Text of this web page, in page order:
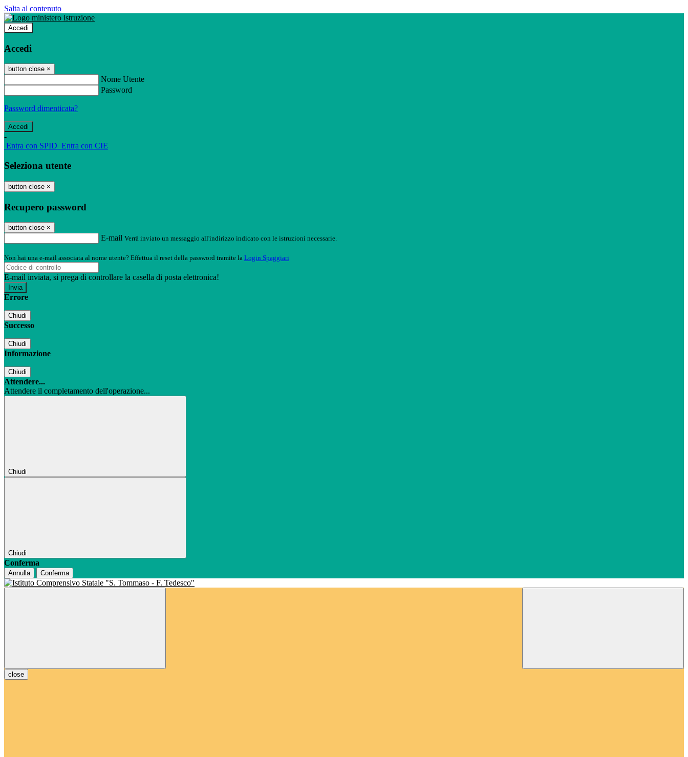
Salta al contenuto
Accedi
Accedi
button close ×
Nome Utente
Password
Password dimenticata?
-
Entra con SPID Entra con CIE
Seleziona utente
button close ×
Recupero password
button close ×
E-mail Verrà inviato un messaggio all'indirizzo indicato con le istruzioni necessarie.
Non hai una e-mail associata al nome utente? Effettua il reset della password tramite la Login Spaggiari
E-mail inviata, si prega di controllare la casella di posta elettronica!
Errore
Chiudi
Successo
Chiudi
Informazione
Chiudi
Attendere...
Attendere il completamento dell'operazione...
Chiudi
Chiudi
Conferma
Annulla Conferma
close